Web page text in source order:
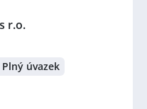
r.o.
Plný úvazek